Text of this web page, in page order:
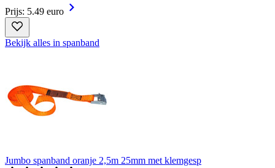
Prijs: 5.49 euro
Bekijk alles in spanband
Jumbo spanband oranje 2,5m 25mm met klemgesp